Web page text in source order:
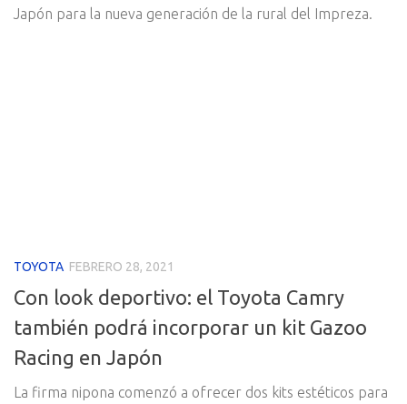
Japón para la nueva generación de la rural del Impreza.
TOYOTA FEBRERO 28, 2021
Con look deportivo: el Toyota Camry
también podrá incorporar un kit Gazoo
Racing en Japón
La firma nipona comenzó a ofrecer dos kits estéticos para